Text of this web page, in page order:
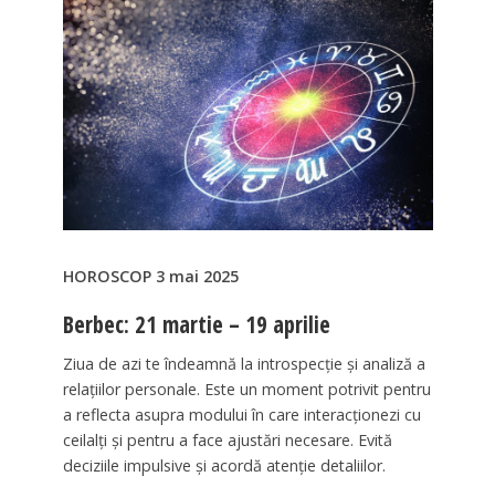
HOROSCOP 3 mai 2025
Berbec: 21 martie – 19 aprilie
Ziua de azi te îndeamnă la introspecție și analiză a
relațiilor personale. Este un moment potrivit pentru
a reflecta asupra modului în care interacționezi cu
ceilalți și pentru a face ajustări necesare. Evită
deciziile impulsive și acordă atenție detaliilor.